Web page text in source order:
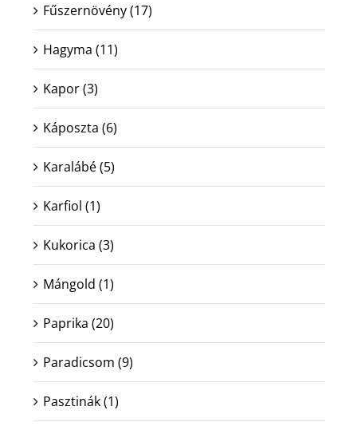
Fűszernövény(17)
Hagyma (11)
Kapor(3)
Káposzta (6)
Karalábé(5)
Karfiol (1)
Kukorica (3)
Mángold (1)
Paprika (20)
Paradicsom (9)
Pasztinák(1)